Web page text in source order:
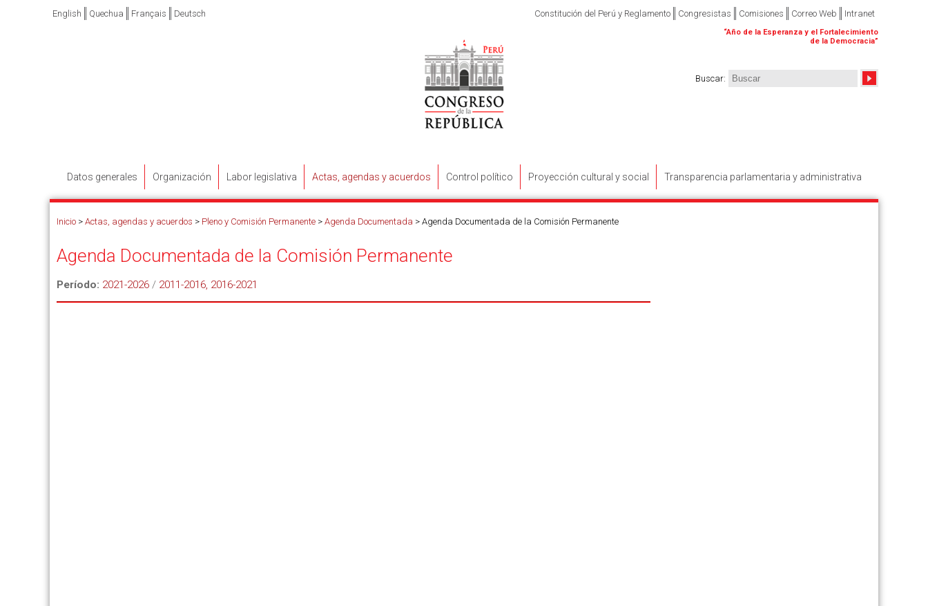
Constitución del Perú y Reglamento Congresistas Comisiones Correo Web Intranet
English Quechua Français Deutsch
“Año de la Esperanza y el Fortalecimiento
de la Democracia”
Buscar:
Datos generales Organización Labor legislativa Actas, agendas y acuerdos Control político Proyección cultural y social Transparencia parlamentaria y administrativa
Inicio > Actas, agendas y acuerdos > Pleno y Comisión Permanente > Agenda Documentada > Agenda Documentada de la Comisión Permanente
Agenda Documentada de la Comisión Permanente
Período: 2021-2026 / 2011-2016, 2016-2021